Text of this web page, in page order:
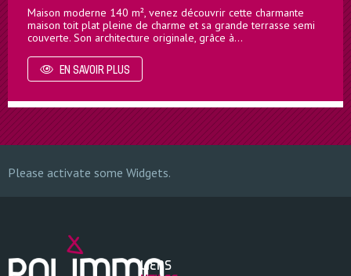
Maison moderne 140 m², venez découvrir cette charmante
maison toit plat pleine de charme et sa grande terrasse semi
couverte. Son architecture originale, grâce à…
EN SAVOIR PLUS
Please activate some Widgets.
LIENS